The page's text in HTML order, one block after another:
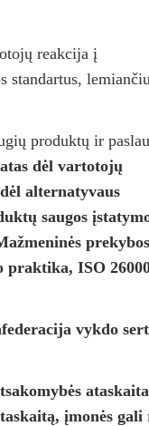
reakcija į
produktų ir
dėl vartotojų
alternatyvaus
saugos
prekybos
praktika, ISO
vykdo
įmonės